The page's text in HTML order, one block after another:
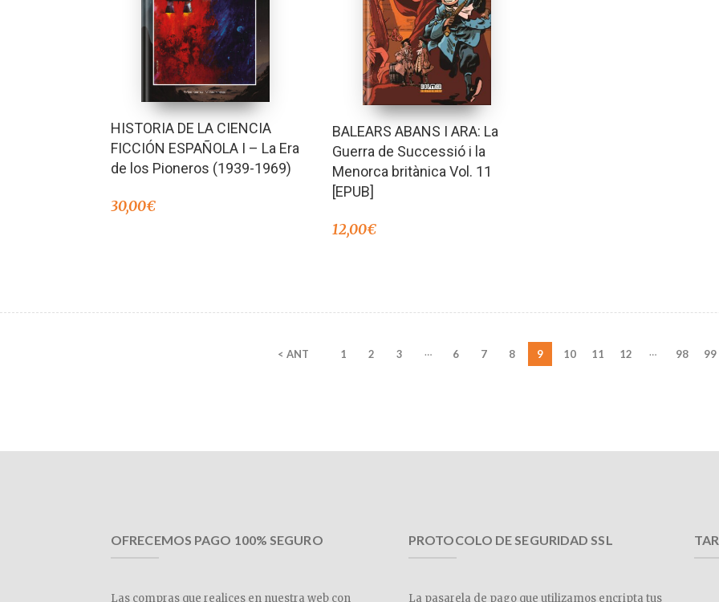
HISTORIA DE LA CIENCIA
FICCIÓN ESPAÑOLA I – La Era
de los Pioneros (1939-1969)
30,00€
BALEARS ABANS I ARA: La
Guerra de Successió i la
Menorca britànica Vol. 11
[EPUB]
12,00€
< ANT 1 2 3 … 6 7 8 9 10 11 12 … 98 99
OFRECEMOS PAGO 100% SEGURO
Las compras que realices en nuestra web con
PROTOCOLO DE SEGURIDAD SSL
La pasarela de pago que utilizamos encripta tus